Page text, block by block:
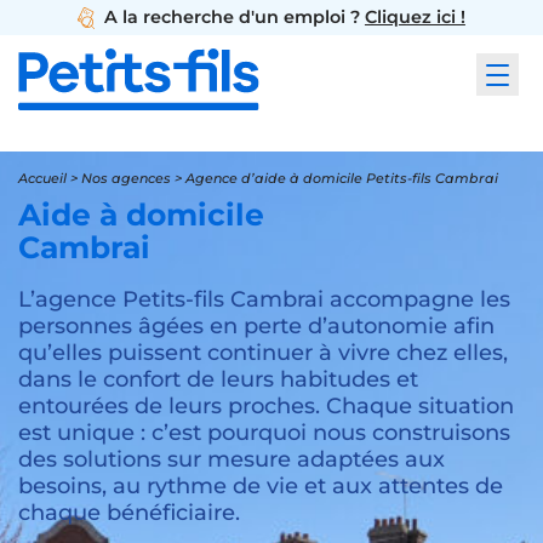
A la recherche d'un emploi ? Cliquez ici !
Accueil > Nos agences >Agence d’aide à domicile Petits-fils Cambrai
Aide à domicile
Cambrai
L’agence Petits-fils Cambrai accompagne les
personnes âgées en perte d’autonomie afin
qu’elles puissent continuer à vivre chez elles,
dans le confort de leurs habitudes et
entourées de leurs proches. Chaque situation
est unique : c’est pourquoi nous construisons
des solutions sur mesure adaptées aux
besoins, au rythme de vie et aux attentes de
chaque bénéficiaire.